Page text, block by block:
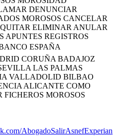
ESPAÑA
CORUÑA BADAJOZ
LAS PALMAS
VALLADOLID BILBAO
ALICANTE COMO
FICHEROS MOROSOS
AbogadoSalirAsnefExperian